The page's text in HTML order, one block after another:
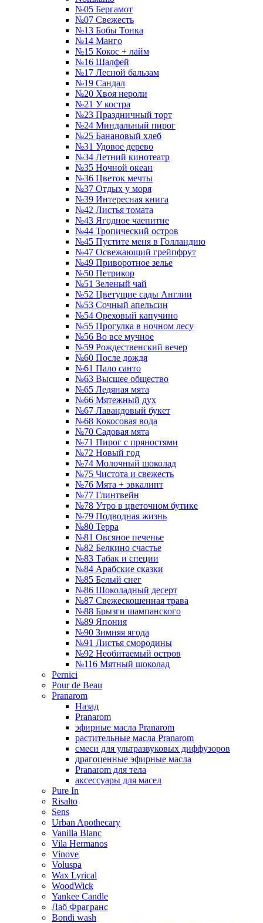
№05 Бергамот
№07 Свежесть
№13 Бобы Тонка
№14 Манго
№15 Кокос + лайм
№16 Шалфей
№17 Лесной бальзам
№19 Сандал
№20 Хвоя нероли
№21 У костра
№23 Праздничный торт
№24 Миндальный пирог
№25 Банановый хлеб
№31 Удовое дерево
№34 Летний кинотеатр
№35 Ночной океан
№36 Цветок мечты
№37 Отдых у моря
№39 Интересная книга
№42 Листья томата
№43 Ягодное чаепитие
№44 Тропический остров
№45 Пустите меня в Голландию
№47 Освежающий грейпфрут
№49 Приворотное зелье
№50 Петрикор
№51 Зеленый чай
№52 Цветущие сады Англии
№53 Сочный апельсин
№54 Ореховый капучино
№55 Прогулка в ночном лесу
№56 Во все мучное
№59 Рождественский вечер
№60 После дождя
№61 Пало санто
№63 Высшее общество
№65 Ледяная мята
№66 Мятежный дух
№67 Лавандовый букет
№68 Кокосовая вода
№70 Садовая мята
№71 Пирог с пряностями
№72 Новый год
№74 Молочный шоколад
№75 Чистота и свежесть
№76 Мята + эвкалипт
№77 Глинтвейн
№78 Утро в цветочном бутике
№79 Подводная жизнь
№80 Терра
№81 Овсяное печенье
№82 Белкино счастье
№83 Табак и специи
№84 Арабские сказки
№85 Белый снег
№86 Шоколадный десерт
№87 Свежескошенная трава
№88 Брызги шампанского
№89 Япония
№90 Зимняя ягода
№91 Листья смородины
№92 Необитаемый остров
№116 Мятный шоколад
Pernici
Pour de Beau
Pranarom
Назад
Pranarom
эфирные масла Pranarom
растительные масла Pranarom
смеси для ультразвуковых диффузоров
драгоценные эфирные масла
Pranarom для тела
аксессуары для масел
Pure In
Risalto
Sens
Urban Apothecary
Vanilla Blanc
Vila Hermanos
Vinove
Voluspa
Wax Lyrical
WoodWick
Yankee Candle
Лаб Фрагранс
Bondi wash